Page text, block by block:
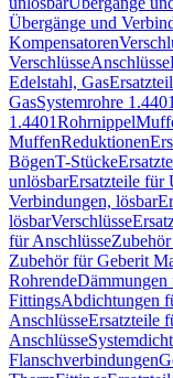
Übergänge und
Kompensatoren
VerschlüsseAnschlüsse
Edelstahl, Gas
GasSystemrohre 1.4401
1.4401Rohrnippel
MuffenReduktionen
BögenT-Stücke
unlösbarErsatzteile für
Verbindungen, lösbar
lösbarVerschlüsse
für Anschlüsse
Zubehör für Geberit
RohrendeDämmungen
FittingsAbdichtungen
AnschlüsseErsatzteile
Anschlüsse
Flanschverbindungen